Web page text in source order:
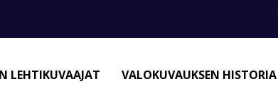
LEHTIKUVAAJAT VALOKUVAUKSEN HISTORIA